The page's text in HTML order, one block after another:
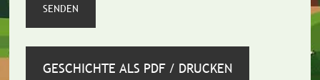
GESCHICHTE ALS PDF / DRUCKEN